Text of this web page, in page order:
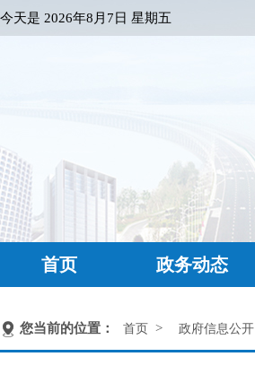
今天是 2026年8月7日 星期五
首页 政务动态
您当前的位置： 首页 > 政府信息公开